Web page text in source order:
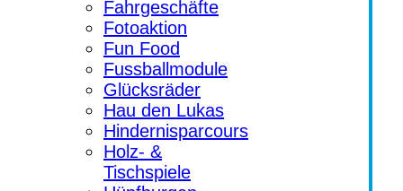
Fahrgeschäfte
Fotoaktion
Fun Food
Fussballmodule
Glücksräder
Hau den Lukas
Hindernisparcours
Holz- &
Tischspiele